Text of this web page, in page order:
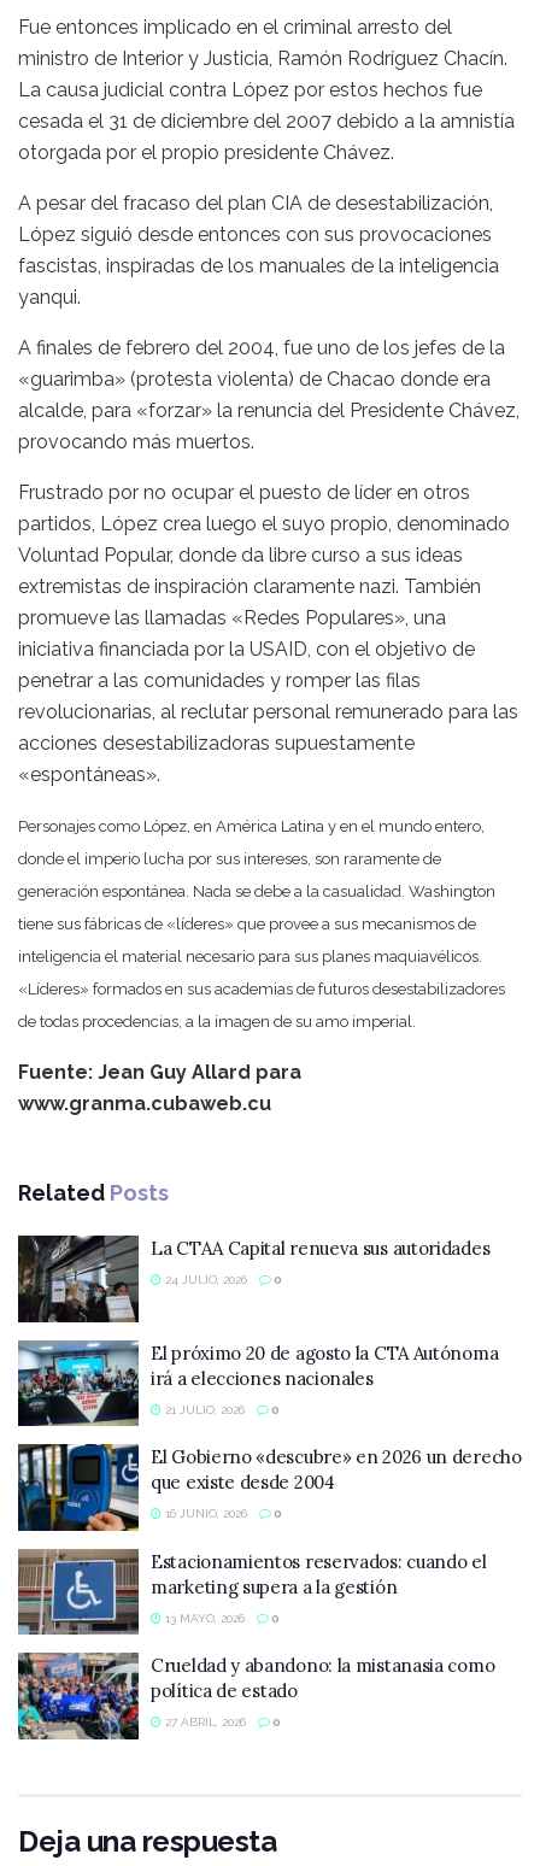
Fue entonces implicado en el criminal arresto del
ministro de Interior y Justicia, Ramón Rodríguez Chacín.
La causa judicial contra López por estos hechos fue
cesada el 31 de diciembre del 2007 debido a la amnistía
otorgada por el propio presidente Chávez.
A pesar del fracaso del plan CIA de desestabilización,
López siguió desde entonces con sus provocaciones
fascistas, inspiradas de los manuales de la inteligencia
yanqui.
A finales de febrero del 2004, fue uno de los jefes de la
«guarimba» (protesta violenta) de Chacao donde era
alcalde, para «forzar» la renuncia del Presidente Chávez,
provocando más muertos.
Frustrado por no ocupar el puesto de líder en otros
partidos, López crea luego el suyo propio, denominado
Voluntad Popular, donde da libre curso a sus ideas
extremistas de inspiración claramente nazi. También
promueve las llamadas «Redes Populares», una
iniciativa financiada por la USAID, con el objetivo de
penetrar a las comunidades y romper las filas
revolucionarias, al reclutar personal remunerado para las
acciones desestabilizadoras supuestamente
«espontáneas».
Personajes como López, en América Latina y en el mundo entero,
donde el imperio lucha por sus intereses, son raramente de
generación espontánea. Nada se debe a la casualidad. Washington
tiene sus fábricas de «líderes» que provee a sus mecanismos de
inteligencia el material necesario para sus planes maquiavélicos.
«Líderes» formados en sus academias de futuros desestabilizadores
de todas procedencias, a la imagen de su amo imperial.
Fuente: Jean Guy Allard para
www.granma.cubaweb.cu
Related Posts
La CTAA Capital renueva sus autoridades
24 JULIO, 2026 0
El próximo 20 de agosto la CTA Autónoma
irá a elecciones nacionales
21 JULIO, 2026 0
El Gobierno «descubre» en 2026 un derecho
que existe desde 2004
16 JUNIO, 2026 0
Estacionamientos reservados: cuando el
marketing supera a la gestión
13 MAYO, 2026 0
Crueldad y abandono: la mistanasia como
política de estado
27 ABRIL, 2026 0
Deja una respuesta